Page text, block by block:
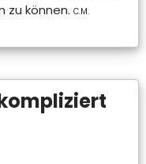
zu können. C.M.